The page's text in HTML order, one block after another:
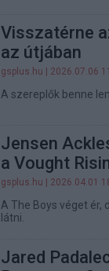
Visszatérne
az útjában
gsplus.hu | 2026.07.06
A szereplők benne
Jensen
a Vought
gsplus.hu | 2026.04.01
A The Boys véget
látni.
Jared